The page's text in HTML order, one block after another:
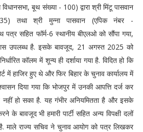
बूथ संख्या - 100) द्वारा श्री मिंटू पासवान
तथा श्री मुन्ना पासवान (एपिक नंबर -
सहित फॉर्म-6 स्थानीय बीएलओ को सौंपा गया,
पास उपलब्ध है. इसके बावजूद, 21 अगस्त 2025 को
कॉलम में शून्य ही दर्शाया गया है. विदित हो कि
में हाजिर हुए थे और फिर बिहार के चुनाव कार्यालय में
दिया गया कि भोजपुर में उनकी आपत्ति दर्ज कर
हो सका है. यह गंभीर अनियमितता है और इसके
के बावजूद भी हमारी पार्टी सहित अन्य विपक्षी दलों
माले राज्य सचिव ने चुनाव आयोग को पत्र लिखकर